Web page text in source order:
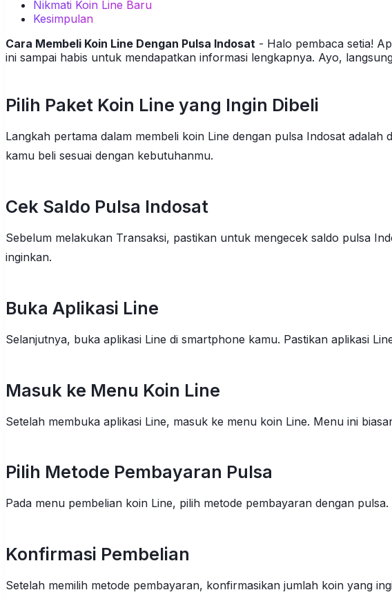
Nikmati Koin Line Baru
Kesimpulan
Cara Membeli Koin Line Dengan Pulsa Indosat - Halo pembaca setia!
ini sampai habis untuk mendapatkan informasi lengkapnya. Ayo,
Pilih Paket Koin Line yang Ingin Dibeli
Langkah pertama dalam membeli koin Line dengan pulsa Indosat
kamu beli sesuai dengan kebutuhanmu.
Cek Saldo Pulsa Indosat
Sebelum melakukan Transaksi, pastikan untuk mengecek saldo pulsa
inginkan.
Buka Aplikasi Line
Selanjutnya, buka aplikasi Line di smartphone kamu. Pastikan aplikasi
Masuk ke Menu Koin Line
Setelah membuka aplikasi Line, masuk ke menu koin Line. Menu ini
Pilih Metode Pembayaran Pulsa
Pada menu pembelian koin Line, pilih metode pembayaran dengan
Konfirmasi Pembelian
Setelah memilih metode pembayaran, konfirmasikan jumlah koin yang